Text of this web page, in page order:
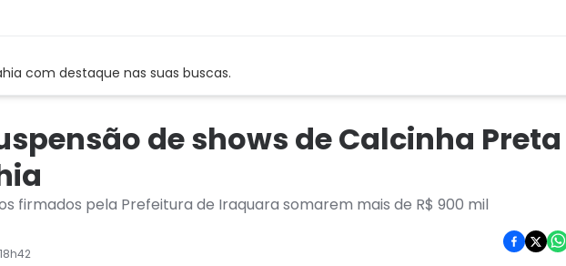
com destaque nas suas buscas.
de shows de Calcinha Preta
firmados pela Prefeitura de Iraquara somarem mais de R$ 900 mil